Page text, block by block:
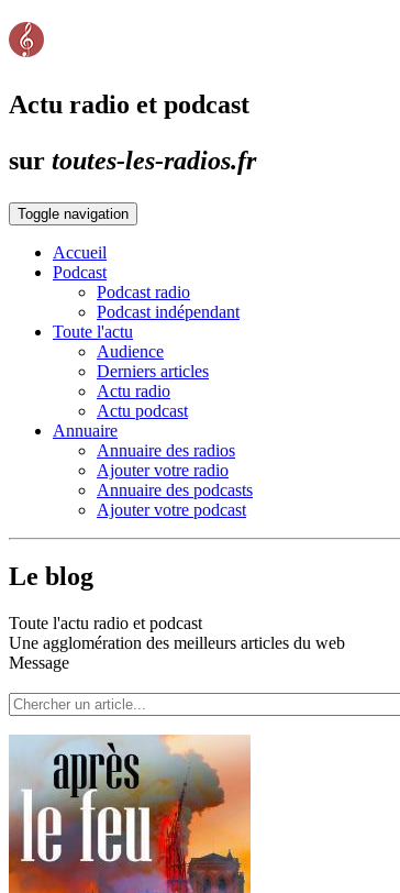
Actu radio et podcast
sur toutes-les-radios.fr
Toggle navigation
Accueil
Podcast
Podcast radio
Podcast indépendant
Toute l'actu
Audience
Derniers articles
Actu radio
Actu podcast
Annuaire
Annuaire des radios
Ajouter votre radio
Annuaire des podcasts
Ajouter votre podcast
Le blog
Toute l'actu radio et podcast
Une agglomération des meilleurs articles du web
Message